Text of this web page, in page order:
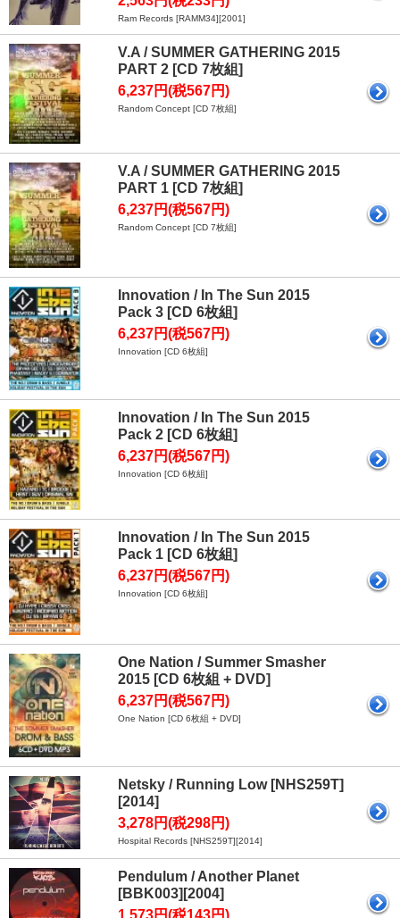
Ram Records [RAMM34][2001]
V.A / SUMMER GATHERING 2015
PART 2 [CD 7枚組]
6,237円(税567円)
Random Concept [CD 7枚組]
V.A / SUMMER GATHERING 2015
PART 1 [CD 7枚組]
6,237円(税567円)
Random Concept [CD 7枚組]
Innovation / In The Sun 2015
Pack 3 [CD 6枚組]
6,237円(税567円)
Innovation [CD 6枚組]
Innovation / In The Sun 2015
Pack 2 [CD 6枚組]
6,237円(税567円)
Innovation [CD 6枚組]
Innovation / In The Sun 2015
Pack 1 [CD 6枚組]
6,237円(税567円)
Innovation [CD 6枚組]
One Nation / Summer Smasher
2015 [CD 6枚組 + DVD]
6,237円(税567円)
One Nation [CD 6枚組 + DVD]
Netsky / Running Low [NHS259T]
[2014]
3,278円(税298円)
Hospital Records [NHS259T][2014]
Pendulum / Another Planet
[BBK003][2004]
1,573円(税143円)